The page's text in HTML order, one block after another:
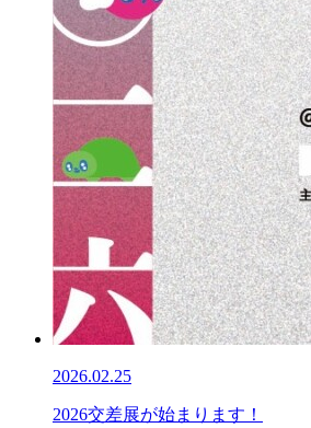
2026.02.25
2026交差展が始まります！